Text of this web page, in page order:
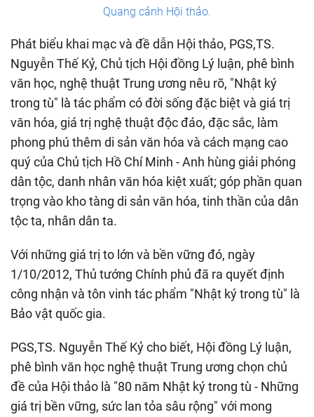
Quang cảnh Hội thảo.
Phát biểu khai mạc và đề dẫn Hội thảo, PGS,TS.
Nguyễn Thế Kỷ, Chủ tịch Hội đồng Lý luận, phê bình
văn học, nghệ thuật Trung ương nêu rõ, "Nhật ký
trong tù" là tác phẩm có đời sống đặc biệt và giá trị
văn hóa, giá trị nghệ thuật độc đáo, đặc sắc, làm
phong phú thêm di sản văn hóa và cách mạng cao
quý của Chủ tịch Hồ Chí Minh - Anh hùng giải phóng
dân tộc, danh nhân văn hóa kiệt xuất; góp phần quan
trọng vào kho tàng di sản văn hóa, tinh thần của dân
tộc ta, nhân dân ta.
Với những giá trị to lớn và bền vững đó, ngày
1/10/2012, Thủ tướng Chính phủ đã ra quyết định
công nhận và tôn vinh tác phẩm "Nhật ký trong tù" là
Bảo vật quốc gia.
PGS,TS. Nguyễn Thế Kỷ cho biết, Hội đồng Lý luận,
phê bình văn học nghệ thuật Trung ương chọn chủ
đề của Hội thảo là "80 năm Nhật ký trong tù - Những
giá trị bền vững, sức lan tỏa sâu rộng" với mong